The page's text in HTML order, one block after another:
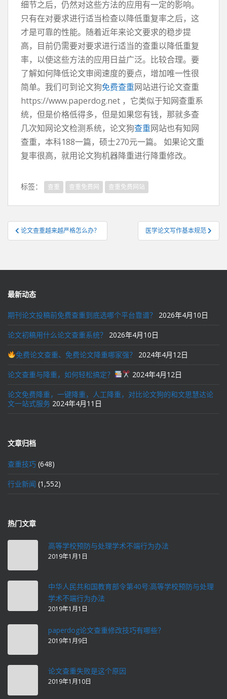
细节之后，仍然对这些方法的应用有一定的影响。
只有在对要求进行适当检查以降低重复率之后，这
才是可靠的性能。随着近年来论文要求的稳步提
高，目前仍需要对要求进行适当的查重以降低重复
率，以使这些方法的应用日益广泛。比较合理。要
了解如何降低论文审阅速度的要点，增加唯一性很
简单。我们可到论文狗免费查重网站进行论文查重
https://www.paperdog.net ，它类似于知网查重系
统，但是价格低得多，但是如果您有钱，那就多查
几次知网论文检测系统，论文狗查重网站也有知网
查重，本科188一篇，硕士270元一篇。 如果论文重
复率很高，就用论文狗机器降重进行降重修改。
标签： 查重 查重免费网 查重免费网站
文
章
航
论文查重越来越严格怎么办？ 医学论文写作基本规范
最新动态
期刊论文投稿前免费查重到底选哪个平台靠谱？ 2026年4月10日
论文初稿用什么论文查重系统？ 2026年4月10日
免费论文查重、免费论文降重哪家强？ 2024年4月12日
论文查重与降重，如何轻松搞定？ 2024年4月12日
论文免费降重，一键降重，人工降重，对比论文狗的和文思慧达论
文一站式服务 2024年4月11日
文章归档
查重技巧 (648)
行业新闻 (1,552)
热门文章
高等学校预防与处理学术不端行为办法
2019年1月1日
中华人民共和国教育部令第40号:高等学校预防与处理
学术不端行为办法
2019年1月1日
paperdog论文查重修改技巧有哪些？
2019年1月9日
论文查重失败是这个原因
2019年1月10日